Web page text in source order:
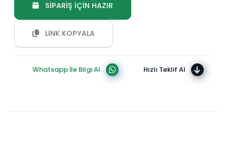
SİPARİŞ İÇİN HAZIR
LİNK KOPYALA
Whatsapp İle Bilgi Al Hızlı Teklif Al